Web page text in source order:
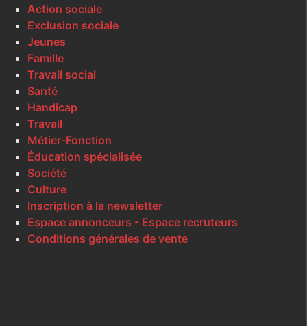
Action sociale
Exclusion sociale
Jeunes
Famille
Travail social
Santé
Handicap
Travail
Métier-Fonction
Éducation spécialisée
Société
Culture
Inscription à la newsletter
Espace annonceurs - Espace recruteurs
Conditions générales de vente